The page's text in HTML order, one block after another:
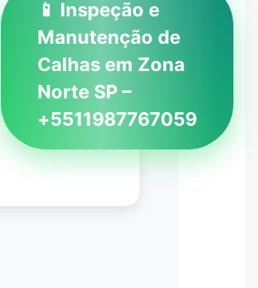
📱 Inspeção e
Manutenção de
Calhas em Zona
Norte SP –
+5511987767059